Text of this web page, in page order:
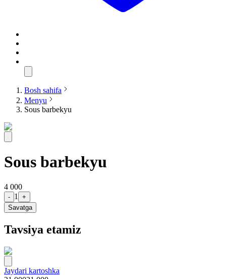
Bosh sahifa
Menyu
Sous barbekyu
Sous barbekyu
4 000
- 1
+
Savatga
Tavsiya etamiz
Jaydari kartoshka